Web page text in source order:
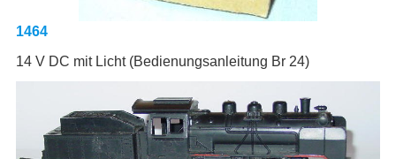
1464
14 V DC mit Licht (Bedienungsanleitung Br 24)